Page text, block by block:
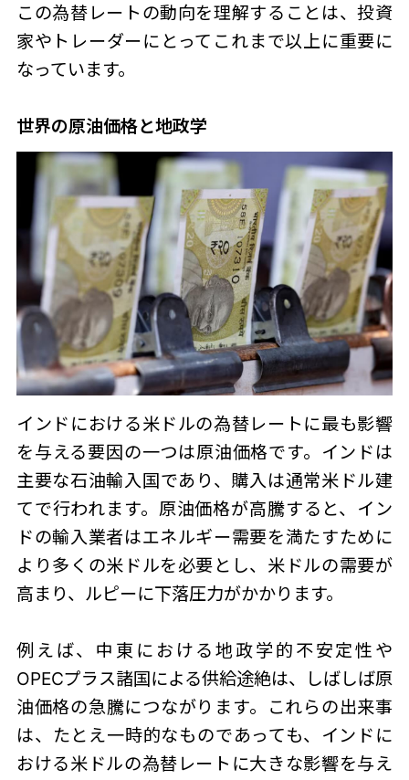
この為替レートの動向を理解することは、投資
家やトレーダーにとってこれまで以上に重要に
なっています。
世界の原油価格と地政学
インドにおける米ドルの為替レートに最も影響
を与える要因の一つは原油価格です。インドは
主要な石油輸入国であり、購入は通常米ドル建
てで行われます。原油価格が高騰すると、イン
ドの輸入業者はエネルギー需要を満たすために
より多くの米ドルを必要とし、米ドルの需要が
高まり、ルピーに下落圧力がかかります。
例えば、中東における地政学的不安定性や
OPECプラス諸国による供給途絶は、しばしば原
油価格の急騰につながります。これらの出来事
は、たとえ一時的なものであっても、インドに
おける米ドルの為替レートに大きな影響を与え